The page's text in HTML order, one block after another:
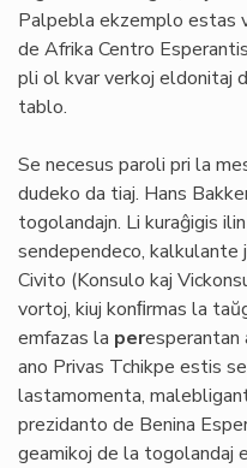
Palpebla ekzemplo estas
de Afrika Centro
pli ol kvar verkoj eldonitaj
tablo.
Se necesus paroli pri la
dudeko da tiaj. Hans
togolandajn. Li kuraĝigis
sendependeco, kalkulante
Civito (Konsulo kaj
vortoj, kiuj konﬁrmas la
emfazas la peresperantan
ano Privas Tchikpe estis
lastamomenta,
prezidanto de Benina
geamikoj de la togolandaj